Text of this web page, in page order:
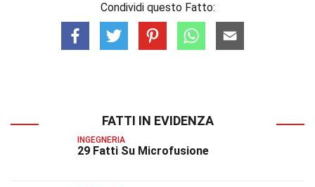
Condividi questo Fatto:
FATTI IN EVIDENZA
INGEGNERIA
29 Fatti Su Microfusione